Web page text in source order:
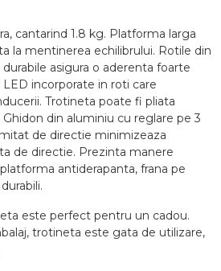
cantarind 1.8 kg. Platforma larga
la mentinerea echilibrului. Rotile din
asigura o aderenta foarte
incorporate in roti care
Trotineta poate fi pliata
din aluminiu cu reglare pe 3
de directie minimizeaza
de directie. Prezinta manere
antiderapanta, frana pe
este perfect pentru un cadou.
trotineta este gata de utilizare,